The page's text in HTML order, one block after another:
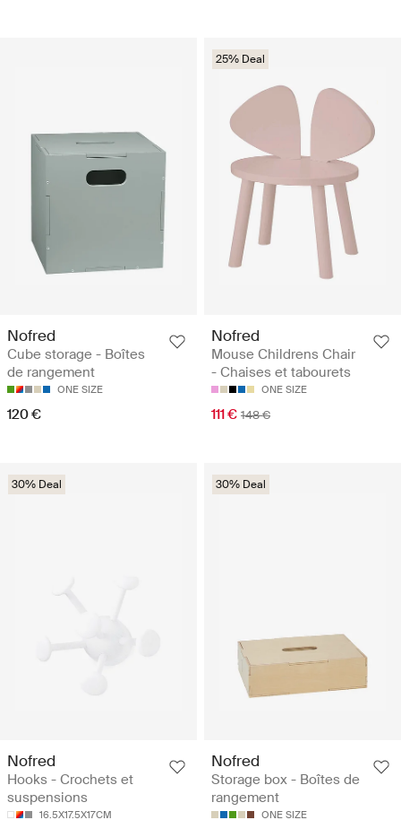
Nofred
Cube storage - Boîtes
de rangement
ONE SIZE
120 €
25% Deal
Nofred
Mouse Childrens Chair
- Chaises et tabourets
ONE SIZE
111 € 148 €
30% Deal
Nofred
Hooks - Crochets et
suspensions
16.5X17.5X17CM
30% Deal
Nofred
Storage box - Boîtes de
rangement
ONE SIZE